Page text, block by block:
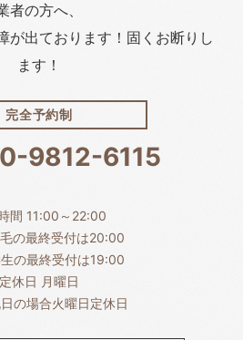
者の方へ、
が出ております！固くお断りし
ます！
完全予約制
9812-6115
間 11:00～22:00
の最終受付は20:00
の最終受付は19:00
定休日 月曜日
の場合火曜日定休日